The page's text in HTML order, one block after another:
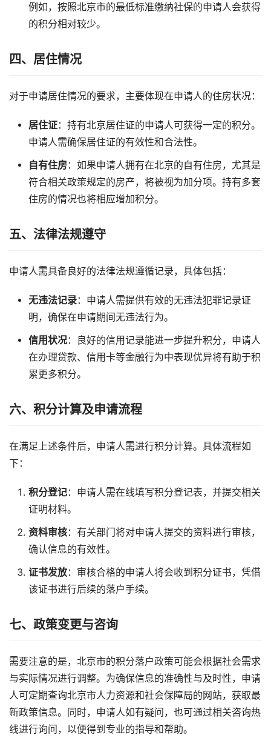
例如，按照北京市的最低标准缴纳社保的申请人会获得
的积分相对较少。
四、居住情况
对于申请居住情况的要求，主要体现在申请人的住房状况：
居住证：持有北京居住证的申请人可获得一定的积分。
申请人需确保居住证的有效性和合法性。
自有住房：如果申请人拥有在北京的自有住房，尤其是
符合相关政策规定的房产，将被视为加分项。持有多套
住房的情况也将相应增加积分。
五、法律法规遵守
申请人需具备良好的法律法规遵循记录，具体包括：
无违法记录：申请人需提供有效的无违法犯罪记录证
明，确保在申请期间无违法行为。
信用状况：良好的信用记录能进一步提升积分，申请人
在办理贷款、信用卡等金融行为中表现优异将有助于积
累更多积分。
六、积分计算及申请流程
在满足上述条件后，申请人需进行积分计算。具体流程如
下：
积分登记：申请人需在线填写积分登记表，并提交相关
证明材料。
资料审核：有关部门将对申请人提交的资料进行审核，
确认信息的有效性。
证书发放：审核合格的申请人将会收到积分证书，凭借
该证书进行后续的落户手续。
七、政策变更与咨询
需要注意的是，北京市的积分落户政策可能会根据社会需求
与实际情况进行调整。为确保信息的准确性与及时性，申请
人可定期查询北京市人力资源和社会保障局的网站，获取最
新政策信息。同时，申请人如有疑问，也可通过相关咨询热
线进行询问，以便得到专业的指导和帮助。